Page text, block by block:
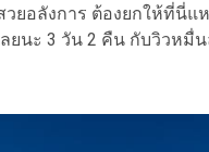
ยอลังการ ต้องยกให้ที่นี่แ
ลยนะ 3 วัน 2 คืน กับวิวหมื่